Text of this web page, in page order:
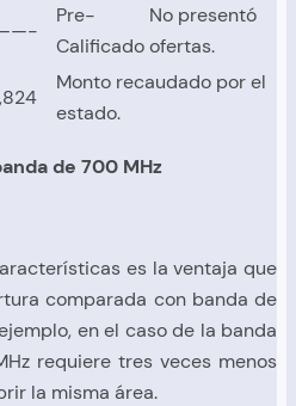
Pre-
Calificado
No presentó
ofertas.
Monto recaudado por el
estado.
de 700 MHz
es la ventaja que
comparada con banda de
en el caso de la banda
requiere tres veces menos
la misma área.